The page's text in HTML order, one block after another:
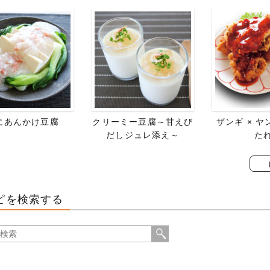
あんかけ豆腐
クリーミー豆腐～甘えび
だしジュレ添え～
ザンギ × ヤ
た
を検索する